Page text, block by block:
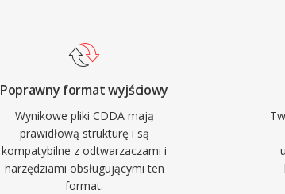
Poprawny format wyjściowy
Wynikowe pliki CDDA mają
prawidłową strukturę i są
kompatybilne z odtwarzaczami i
narzędziami obsługującymi ten
format.